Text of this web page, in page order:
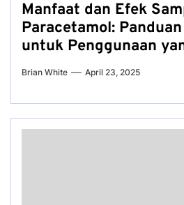
Manfaat dan Efek
Paracetamol:
untuk Penggunaan
Brian White April 23, 2025